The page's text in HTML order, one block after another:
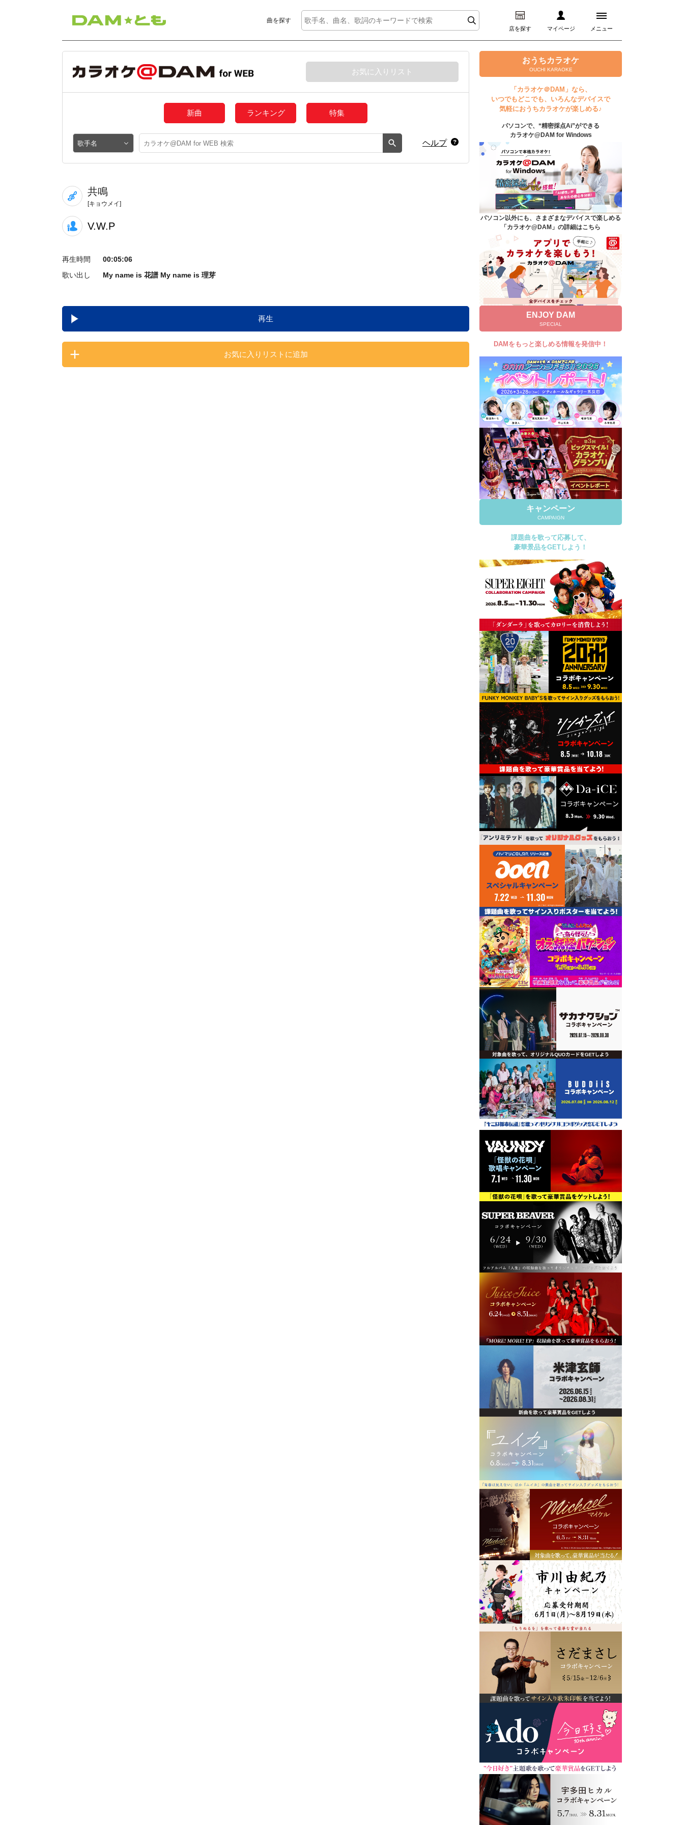
曲を探す
店を探す マイページ メニュー
ログイン
マイページ
プレミアムサービス
DAM★とも動画
DAM★とも録音
カラオケ＠DAM
ユーザー検索
キャンペーン
よくあるご質問
DAMの新曲・ランキングなど
カラオケ最新情報をチェック！
自宅でカラオケ歌い放題！
家族や友達と一緒に！練習にも！
お気に入りリスト
新曲 ランキング 特集
ヘルプ
共鳴
[キョウメイ]
V.W.P
再生時間
00:05:06
歌い出し
My name is 花譜 My name is 理芽
再生
お気に入りリストに追加
おうちカラオケ
OUCHI KARAOKE
「カラオケ＠DAM」なら、
いつでもどこでも、いろんなデバイスで
気軽におうちカラオケが楽しめる♪
パソコンで、“精密採点Ai”ができる
カラオケ@DAM for Windows
パソコン以外にも、さまざまなデバイスで楽しめる
「カラオケ@DAM」の詳細はこちら
ENJOY DAM
SPECIAL
DAMをもっと楽しめる情報を発信中！
キャンペーン
CAMPAIGN
課題曲を歌って応募して、
豪華景品をGETしよう！